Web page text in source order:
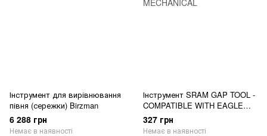
Інструмент для вирівнювання
півня (сережки) Birzman
6 288 грн
Немає в наявності
Інструмент SRAM GAP TOOL -
COMPATIBLE WITH EAGLE
50T/52T AXS AND
MECHANICAL
327 грн
Немає в наявності